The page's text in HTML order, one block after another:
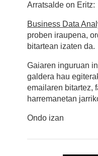
Arratsalde on Eritz:
Business Data
proben iraupena,
bitartean izaten da.
Gaiaren inguruan
galdera hau
emailaren bitartez,
harremanetan
Ondo izan